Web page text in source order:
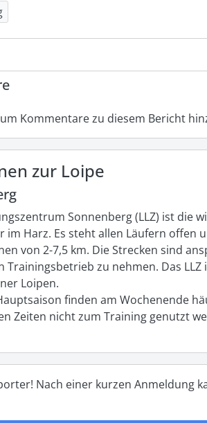
Kommentare zu diesem Bericht
zur Loipe
Sonnenberg (LLZ) ist die
im Harz. Es steht allen Läufern offen
von 2-7,5 km. Die Strecken sind
Trainingsbetrieb zu nehmen. Das
Loipen.
finden am Wochenende
Zeiten nicht zum Training genutzt
Nach einer kurzen Anmeldung